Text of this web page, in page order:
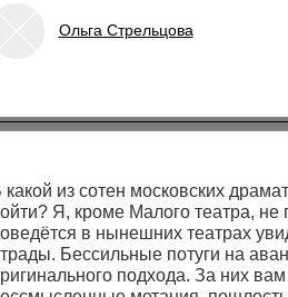
Ольга Стрельцова
какой из сотен московских
Я, кроме Малого театра,
в нынешних театрах
Бессильные потуги на
подхода. За них